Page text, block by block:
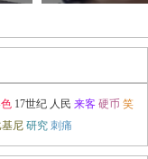
17世纪 人民 来客 硬币 笑
基尼 研究 刺痛